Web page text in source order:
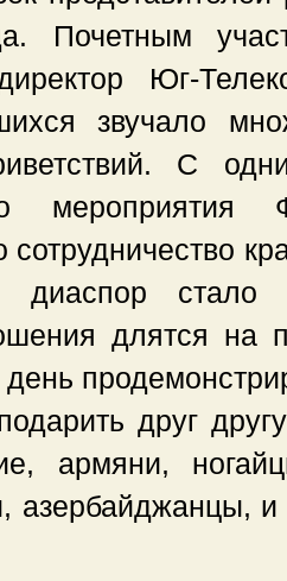
Почетным
Юг-
звучало
С
сотрудничество
диаспор стало
длятся на
день
друг
армяни,
азербайджанцы, и